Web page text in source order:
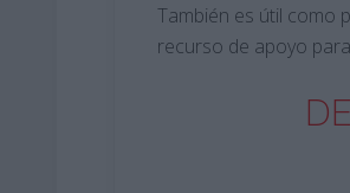
También es útil como
recurso de apoyo